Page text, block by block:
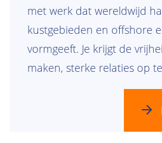
met werk dat wereldwijd
kustgebieden en offshore
vormgeeft. Je krijgt de
maken, sterke relaties op
teams te laten groeien die